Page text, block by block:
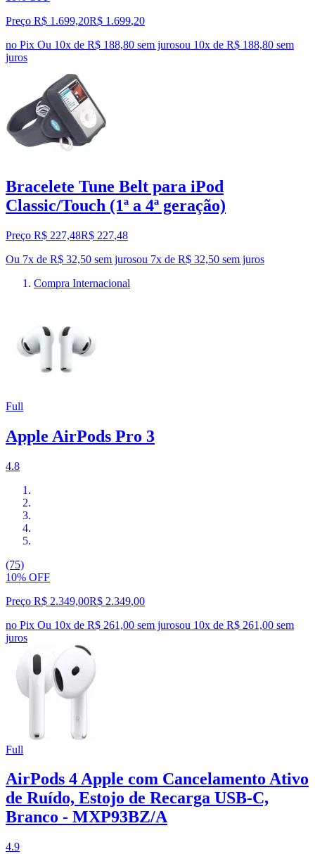
Preço R$ 1.699,20R$ 1.699,20
no Pix Ou 10x de R$ 188,80 sem jurosou 10x de R$ 188,80 sem
juros
Bracelete Tune Belt para iPod
Classic/Touch (1ª a 4ª geração)
Preço R$ 227,48R$ 227,48
Ou 7x de R$ 32,50 sem jurosou 7x de R$ 32,50 sem juros
Compra Internacional
Full
Apple AirPods Pro 3
4.8
(75)
10% OFF
Preço R$ 2.349,00R$ 2.349,00
no Pix Ou 10x de R$ 261,00 sem jurosou 10x de R$ 261,00 sem
juros
Full
AirPods 4 Apple com Cancelamento Ativo
de Ruído, Estojo de Recarga USB-C,
Branco - MXP93BZ/A
4.9